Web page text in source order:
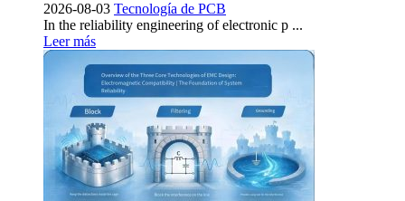
2026-08-03 Tecnología de PCB
In the reliability engineering of electronic p ...
Leer más